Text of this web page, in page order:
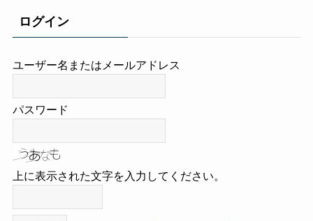
ログイン
ユーザー名またはメールアドレス
パスワード
上に表示された文字を入力してください。